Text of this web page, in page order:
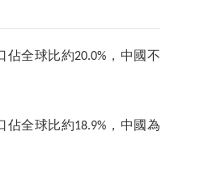
佔全球比約20.0%，中國不
佔全球比約18.9%，中國為